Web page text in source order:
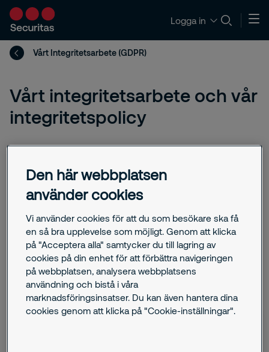
Logga in
Vårt Integritetsarbete (GDPR)
Vårt integritetsarbete och vår
integritetspolicy
Här hittar du information om hur vi
behandlar och skyddar dina
personuppgifter i vår verksamhet och
vår efterlevnad enligt
dataskyddsförordningen.
Den här webbplatsen
använder cookies
Vi använder cookies för att du som besökare ska få
en så bra upplevelse som möjligt. Genom att klicka
på "Acceptera alla" samtycker du till lagring av
cookies på din enhet för att förbättra navigeringen
på webbplatsen, analysera webbplatsens
användning och bistå i våra
marknadsföringsinsatser. Du kan även hantera dina
cookies genom att klicka på "Cookie-inställningar".